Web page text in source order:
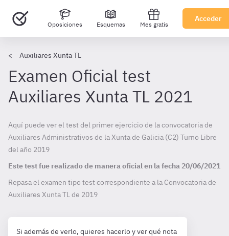
Oposiciones Esquemas Mes gratis
Acceder
Auxiliares Xunta TL
Examen Oficial test
Auxiliares Xunta TL 2021
Aquí puede ver el test del primer ejercicio de la convocatoria de
Auxiliares Administrativos de la Xunta de Galicia (C2) Turno Libre
del año 2019
Este test fue realizado de manera oficial en la fecha 20/06/2021
Repasa el examen tipo test correspondiente a la Convocatoria de
Auxiliares Xunta TL de 2019
Si además de verlo, quieres hacerlo y ver qué nota